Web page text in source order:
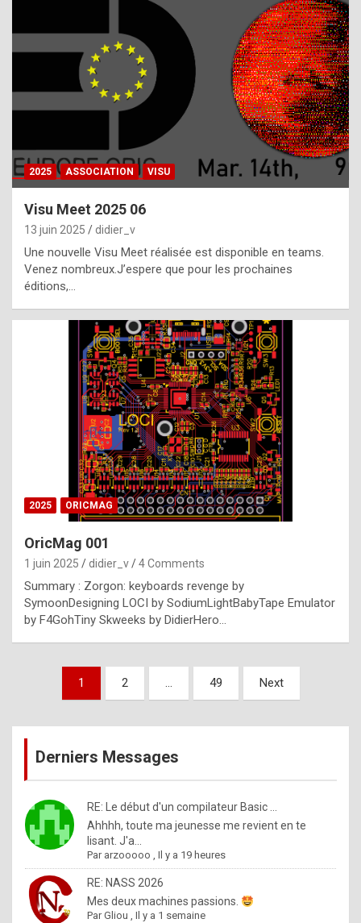
h
a
t
t
e
b
e
s
t
p
h
o
n
y
l
e
x
a
%
m
a
d
b
2025 ASSOCIATION VISU
Visu Meet 2025 06
13 juin 2025 didier_v
Une nouvelle Visu Meet réalisée est disponible en teams.
Venez nombreux.J’espere que pour les prochaines
éditions,…
2025 ORICMAG
OricMag 001
1 juin 2025 didier_v 4 Comments
Summary : Zorgon: keyboards revenge by
SymoonDesigning LOCI by SodiumLightBabyTape Emulator
by F4GohTiny Skweeks by DidierHero…
Pagination
publications
1 2 … 49 Next
Derniers Messages
RE: Le début d'un compilateur Basic ...
Ahhhh, toute ma jeunesse me revient en te
lisant. J'a...
Par arzooooo ,Il y a 19 heures
RE: NASS 2026
Mes deux machines passions.
ParGliou ,Il y a 1 semaine